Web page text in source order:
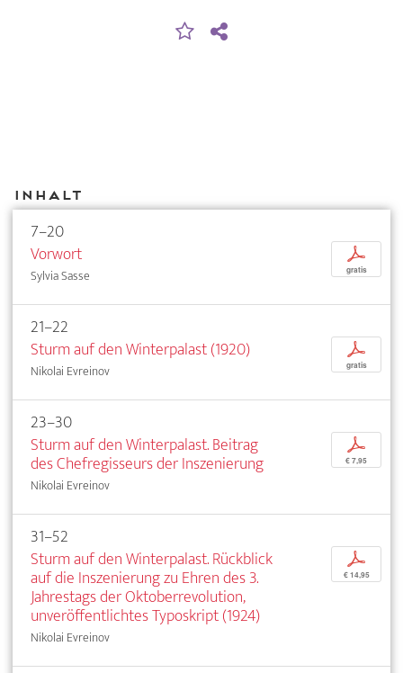
Inhalt
7–20
Vorwort
Sylvia Sasse
p
gratis
21–22
Sturm auf den Winterpalast (1920)
Nikolai Evreinov
p
gratis
23–30
Sturm auf den Winterpalast. Beitrag
des Chefregisseurs der Inszenierung
Nikolai Evreinov
p
€ 7,95
31–52
Sturm auf den Winterpalast. Rückblick
auf die Inszenierung zu Ehren des 3.
Jahrestags der Oktoberrevolution,
unveröffentlichtes Typoskript (1924)
Nikolai Evreinov
p
€ 14,95